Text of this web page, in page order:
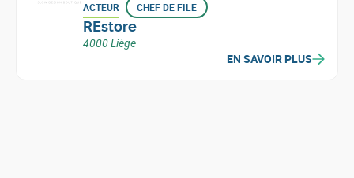
ACTEUR CHEF DE FILE
REstore
4000 Liège
EN SAVOIR PLUS